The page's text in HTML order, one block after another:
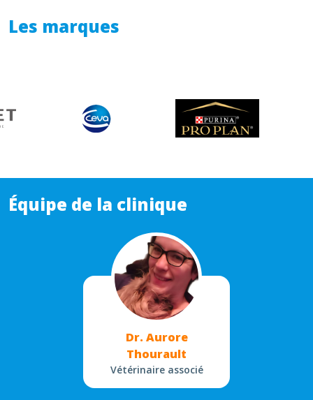
Les marques
Équipe de la clinique
Dr. Aurore
Thourault
Vétérinaire associé